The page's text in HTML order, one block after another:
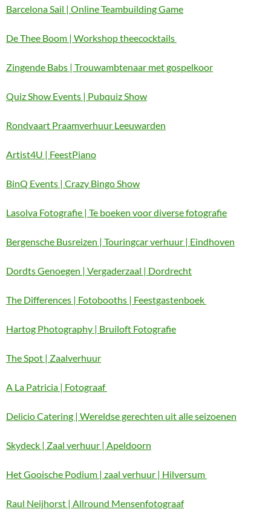
Barcelona Sail | Online Teambuilding Game
De Thee Boom | Workshop theecocktails
Zingende Babs | Trouwambtenaar met gospelkoor
Quiz Show Events | Pubquiz Show
Rondvaart Praamverhuur Leeuwarden
Artist4U | FeestPiano
BinQ Events | Crazy Bingo Show
Lasolva Fotografie | Te boeken voor diverse fotografie
Bergensche Busreizen | Touringcar verhuur | Eindhoven
Dordts Genoegen | Vergaderzaal | Dordrecht
The Differences | Fotobooths | Feestgastenboek
Hartog Photography | Bruiloft Fotografie
The Spot | Zaalverhuur
A La Patricia | Fotograaf
Delicio Catering | Wereldse gerechten uit alle seizoenen
Skydeck | Zaal verhuur | Apeldoorn
Het Gooische Podium | zaal verhuur | Hilversum
Raul Neijhorst | Allround Mensenfotograaf